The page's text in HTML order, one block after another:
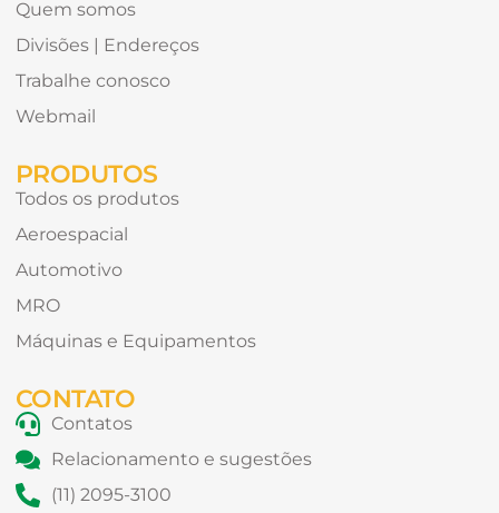
Quem somos
Divisões | Endereços
Trabalhe conosco
Webmail
PRODUTOS
Todos os produtos
Aeroespacial
Automotivo
MRO
Máquinas e Equipamentos
CONTATO
Contatos
Relacionamento e sugestões
(11) 2095-3100